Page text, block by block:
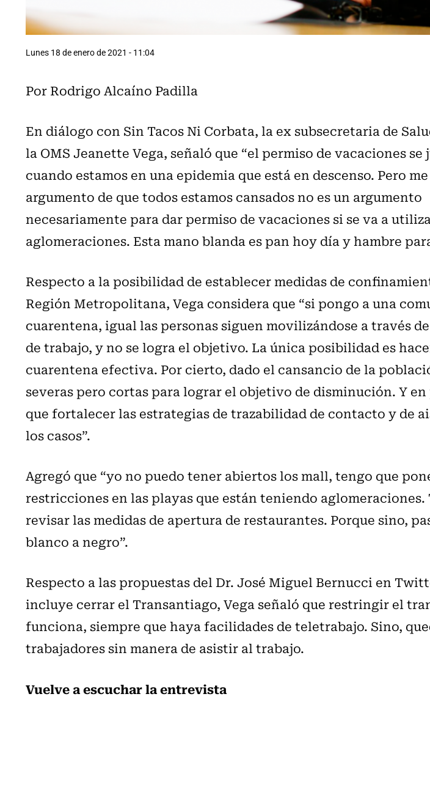
Lunes 18 de enero de 2021 - 11:04
Por Rodrigo Alcaíno Padilla
En diálogo con Sin Tacos Ni Corbata, la ex subsecretaria de
la OMS Jeanette Vega, señaló que “el permiso de vacaciones
cuando estamos en una epidemia que está en descenso. Pero
argumento de que todos estamos cansados no es un argumento
necesariamente para dar permiso de vacaciones si se va a
aglomeraciones. Esta mano blanda es pan hoy día y hambre
Respecto a la posibilidad de establecer medidas de
Región Metropolitana, Vega considera que “si pongo a una
cuarentena, igual las personas siguen movilizándose a través
de trabajo, y no se logra el objetivo. La única posibilidad es
cuarentena efectiva. Por cierto, dado el cansancio de la
severas pero cortas para lograr el objetivo de disminución. Y
que fortalecer las estrategias de trazabilidad de contacto y de
los casos”.
Agregó que “yo no puedo tener abiertos los mall, tengo que
restricciones en las playas que están teniendo aglomeraciones.
revisar las medidas de apertura de restaurantes. Porque sino,
blanco a negro”.
Respecto a las propuestas del Dr. José Miguel Bernucci en
incluye cerrar el Transantiago, Vega señaló que restringir el
funciona, siempre que haya facilidades de teletrabajo. Sino,
trabajadores sin manera de asistir al trabajo.
Vuelve a escuchar la entrevista